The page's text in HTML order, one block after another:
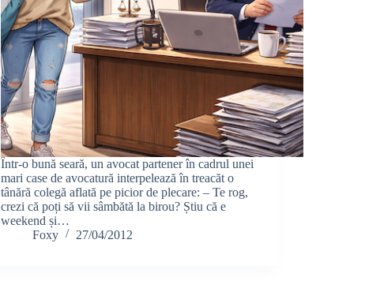
Într-o bună seară, un avocat partener în cadrul unei
mari case de avocatură interpelează în treacăt o
tânără colegă aflată pe picior de plecare: – Te rog,
crezi că poți să vii sâmbătă la birou? Știu că e
weekend și…
Foxy
27/04/2012